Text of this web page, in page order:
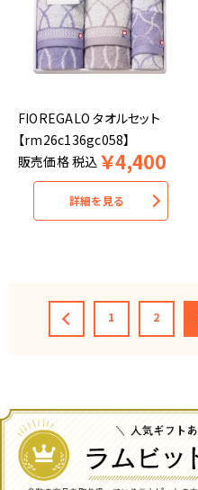
FIOREGALO タオルセット
【rm26c136gc058】
販売価格税込 ￥4,400
詳細を見る
1 2